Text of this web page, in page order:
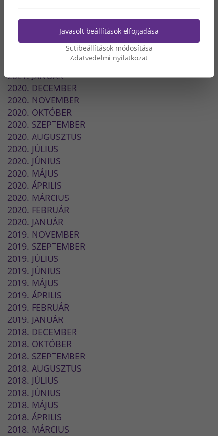
2021. JÚNIUS
2021. MÁJUS
2021. MÁRCIUS
2021. JANUÁR
2020. DECEMBER
2020. NOVEMBER
2020. OKTÓBER
2020. SZEPTEMBER
2020. AUGUSZTUS
2020. JÚLIUS
2020. JÚNIUS
2020. MÁJUS
2020. ÁPRILIS
2020. MÁRCIUS
2020. FEBRUÁR
2020. JANUÁR
2019. NOVEMBER
2019. SZEPTEMBER
2019. JÚLIUS
2019. JÚNIUS
2019. MÁJUS
2019. ÁPRILIS
2019. FEBRUÁR
2019. JANUÁR
2018. DECEMBER
2018. OKTÓBER
2018. SZEPTEMBER
2018. AUGUSZTUS
2018. JÚLIUS
2018. JÚNIUS
2018. MÁJUS
2018. ÁPRILIS
2018. MÁRCIUS
Javasolt beállítások elfogadása
Sütibeállítások módosítása
Adatvédelmi nyilatkozat